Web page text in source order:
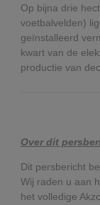
Op bijna drie
voetbalvelden)
geïnstalleerd
kwart van de
productie van
Over dit
Dit persbericht
Wij raden u aan
het volledige